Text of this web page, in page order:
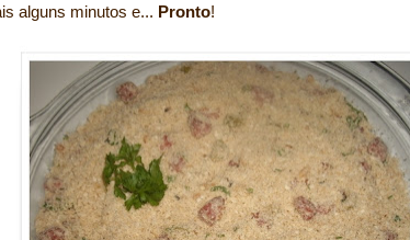
alguns minutos e... Pronto!